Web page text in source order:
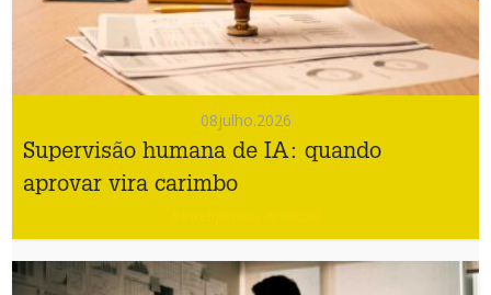
08julho.2026
Supervisão humana de IA: quando
aprovar vira carimbo